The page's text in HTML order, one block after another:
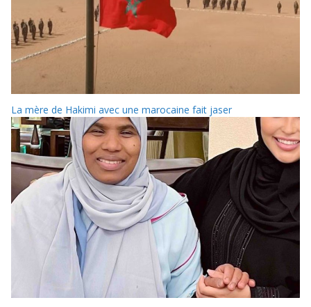
La mère de Hakimi avec une marocaine fait jaser